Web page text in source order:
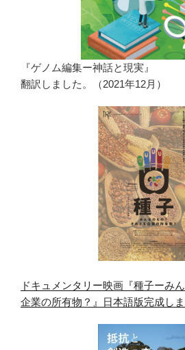
『ゲノム編集ー神話と現実』
翻訳しました。（2021年12月）
ドキュメンタリー映画『種子ーみ
企業の所有物？』日本語版完成しま